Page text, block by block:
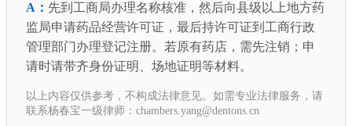
先到工商局办理名称核准，然后向县级以上地方药
监局申请药品经营许可证，最后持许可证到工商行政
管理部门办理登记注册。若原有药店，需先注销；申
请时请带齐身份证明、场地证明等材料。
以上内容仅供参考，不构成法律意见。如需专业法律服务，请
联系杨春宝一级律师：chambers.yang@dentons.cn